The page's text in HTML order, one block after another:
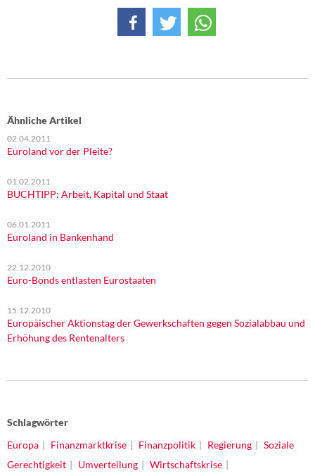
Ähnliche Artikel
02.04.2011
Euroland vor der Pleite?
01.02.2011
BUCHTIPP: Arbeit, Kapital und Staat
06.01.2011
Euroland in Bankenhand
22.12.2010
Euro-Bonds entlasten Eurostaaten
15.12.2010
Europäischer Aktionstag der Gewerkschaften gegen Sozialabbau und
Erhöhung des Rentenalters
Schlagwörter
Europa
Finanzmarktkrise Finanzpolitik Regierung
Soziale
Gerechtigkeit
Umverteilung Wirtschaftskrise